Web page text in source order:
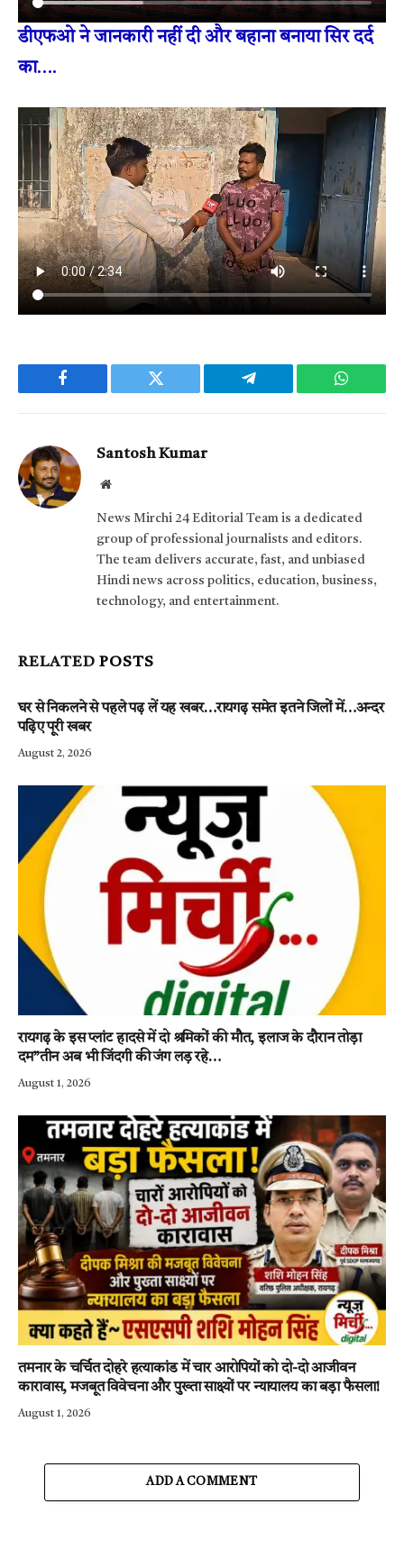
डीएफओ ने जानकारी नहीं दी और बहाना बनाया सिर दर्द
का….
Facebook Twitter Telegram
Santosh Kumar
Website
News Mirchi 24 Editorial Team is a dedicated
group of professional journalists and editors.
The team delivers accurate, fast, and unbiased
Hindi news across politics, education, business,
technology, and entertainment.
RELATEDPOSTS
घर से निकलने से पहले पढ़ लें यह खबर…रायगढ़ समेत इतने जिलों में…अन्दर
पढ़िए पूरी खबर
August 2, 2026
रायगढ़ के इस प्लांट हादसे में दो श्रमिकों की मौत, इलाज के दौरान तोड़ा
दम”तीन अब भी जिंदगी की जंग लड़ रहे…
August 1, 2026
तमनार के चर्चित दोहरे हत्याकांड में चार आरोपियों को दो-दो आजीवन
कारावास, मजबूत विवेचना और पुख्ता साक्ष्यों पर न्यायालय का बड़ा फैसला!
August 1, 2026
ADD A COMMENT